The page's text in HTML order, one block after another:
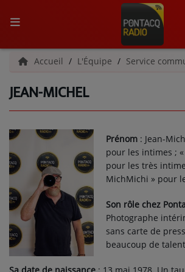
ACCUEIL
RADIO
GRILLE DES PROGRAMMES
C'ÉTAIT QUOI CE TITRE ?
MÉDIAS
PODCASTS - SAISON 2026/2027
Accueil L'Équipe Service
JEAN-MICHEL
Prénom : Jean-
pour les intimes ;
pour les très
MichMichi » pour
Son rôle chez
Photographe
sans carte de
beaucoup de